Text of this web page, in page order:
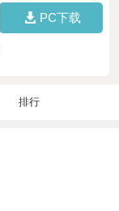
PC下载
排行